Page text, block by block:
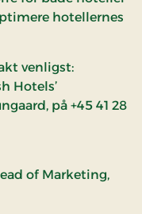
hotellernes
venligst:
Hotels’
på +45 41 28
of Marketing,